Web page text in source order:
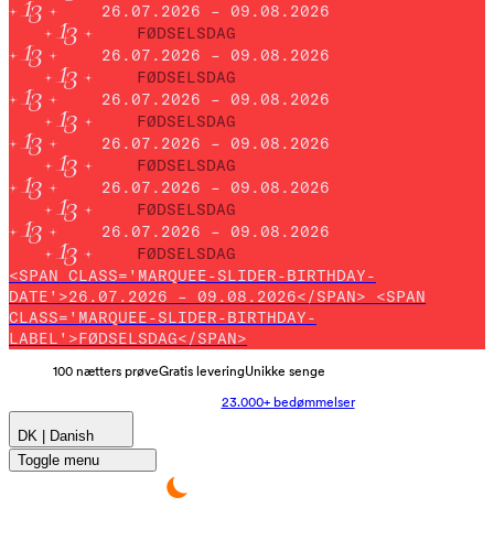
26.07.2026 – 09.08.2026
FØDSELSDAG
26.07.2026 – 09.08.2026
FØDSELSDAG
26.07.2026 – 09.08.2026
FØDSELSDAG
26.07.2026 – 09.08.2026
FØDSELSDAG
26.07.2026 – 09.08.2026
FØDSELSDAG
26.07.2026 – 09.08.2026
FØDSELSDAG
<SPAN CLASS='MARQUEE-SLIDER-BIRTHDAY-
DATE'>26.07.2026 – 09.08.2026</SPAN> <SPAN
CLASS='MARQUEE-SLIDER-BIRTHDAY-
LABEL'>FØDSELSDAG</SPAN>
100 nætters prøveGratis leveringUnikke senge
23.000+ bedømmelser
DK | Danish
Toggle menu